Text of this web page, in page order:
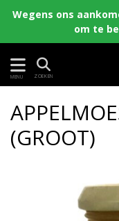
Wegens ons
om te
MENU ZOEKEN
(GROOT)